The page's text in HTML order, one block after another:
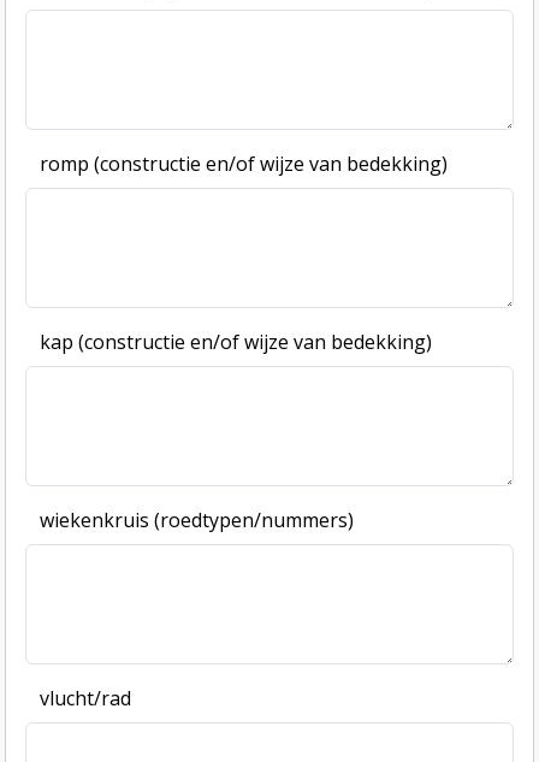
romp (constructie en/of wijze van bedekking)
kap (constructie en/of wijze van bedekking)
wiekenkruis (roedtypen/nummers)
vlucht/rad